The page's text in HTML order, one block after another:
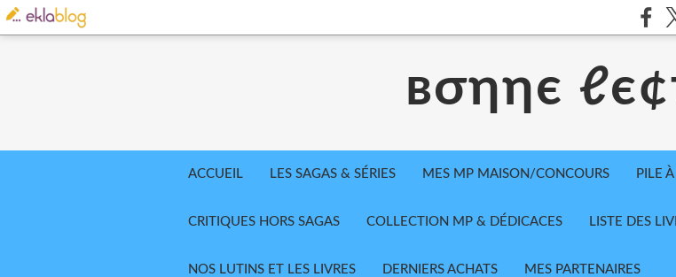
вσηηє
ACCUEIL LES SAGAS & SÉRIES MES MP MAISON/CONCOURS PILE
CRITIQUES HORS SAGAS COLLECTION MP & DÉDICACES LISTE DES
NOS LUTINS ET LES LIVRES DERNIERS ACHATS MES PARTENAIRES